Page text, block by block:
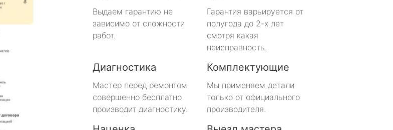
Выдаем гарантию не
зависимо от сложности
работ.
Гарантия варьируется от
полугода до 2-х лет
смотря какая
неисправность.
Диагностика
Мастер перед ремонтом
совершенно бесплатно
производит диагностику.
Комплектующие
Мы применяем детали
только от официального
производителя.